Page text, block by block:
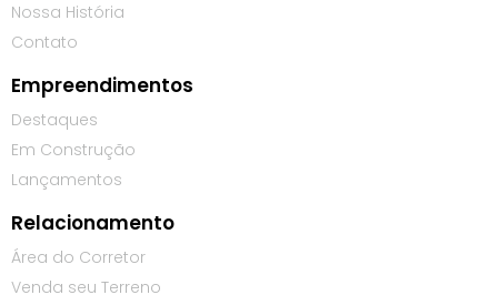
Nossa História
Contato
Empreendimentos
Destaques
Em Construção
Lançamentos
Relacionamento
Área do Corretor
Venda seu Terreno